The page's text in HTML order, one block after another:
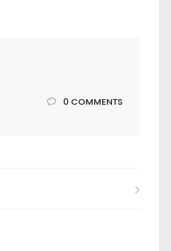
0 COMMENTS